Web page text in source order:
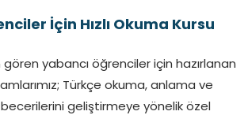
İçin Hızlı Okuma Kursu
gören yabancı öğrenciler için hazırlanan
Türkçe okuma, anlama ve
geliştirmeye yönelik özel